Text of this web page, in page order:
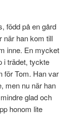
född på en gård
när han kom till
inne. En mycket
i trädet, tyckte
för Tom. Han var
men nu när han
glad och
honom lite